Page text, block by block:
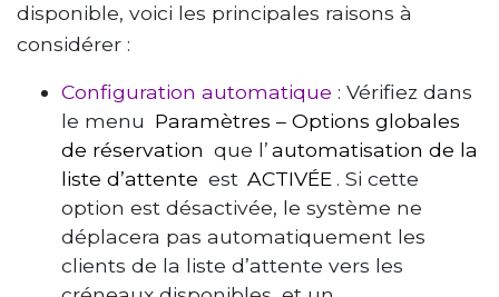
disponible, voici les principales raisons à
considérer :
Configuration automatique : Vérifiez dans
le menu Paramètres – Options globales
de réservation que l’automatisation de la
liste d’attente est ACTIVÉE . Si cette
option est désactivée, le système ne
déplacera pas automatiquement les
clients de la liste d’attente vers les